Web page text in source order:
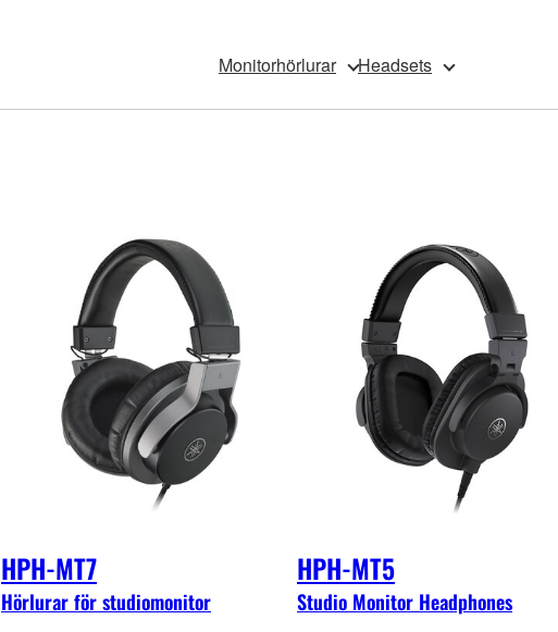
Monitorhörlurar Headsets
HPH-MT7
Hörlurar för studiomonitor
HPH-MT5
Studio Monitor Headphones